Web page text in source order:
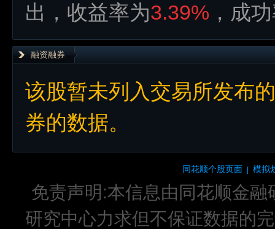
出，收益率为3.39% ，成
融资融券
该股暂未列入交易所发布
券的数据。
同花顺个股页面 模拟
免责声明:本信息由同花顺金
研究中心力求但不保证数据的